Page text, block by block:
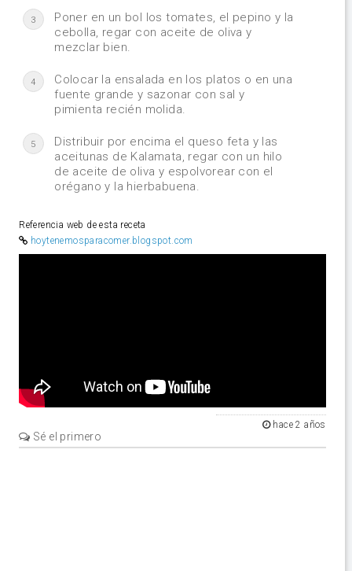
3
Poner en un bol los tomates, el pepino y la
cebolla, regar con aceite de oliva y
mezclar bien.
4
Colocar la ensalada en los platos o en una
fuente grande y sazonar con sal y
pimienta recién molida.
5
Distribuir por encima el queso feta y las
aceitunas de Kalamata, regar con un hilo
de aceite de oliva y espolvorear con el
orégano y la hierbabuena.
Referencia web de esta receta
hoytenemosparacomer.blogspot.com
hace 2 años
Sé el primero